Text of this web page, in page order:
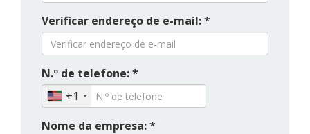
Verificar endereço de e-mail: *
N.º de telefone: *
+1
Nome da empresa: *